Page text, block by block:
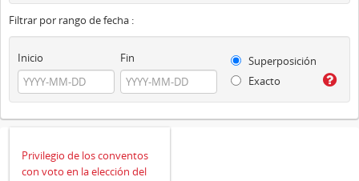
Filtrar por rango de fecha :
Inicio Fin
Superposición
Exacto
Privilegio de los conventos
con voto en la elección del